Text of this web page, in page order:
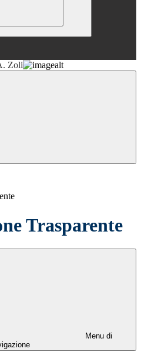
Trasparente
Menu di